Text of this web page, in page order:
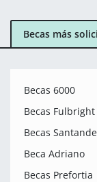
Becas más
Becas 6000
Becas Fulbright
Becas
Beca Adriano
Becas Prefortia